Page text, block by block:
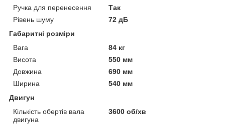
Ручка для перенесення
Так
Рівень шуму
72 дБ
Габаритні розміри
Вага
84 кг
Висота
550 мм
Довжина
690 мм
Ширина
540 мм
Двигун
Кількість обертів вала
двигуна
3600 об/хв